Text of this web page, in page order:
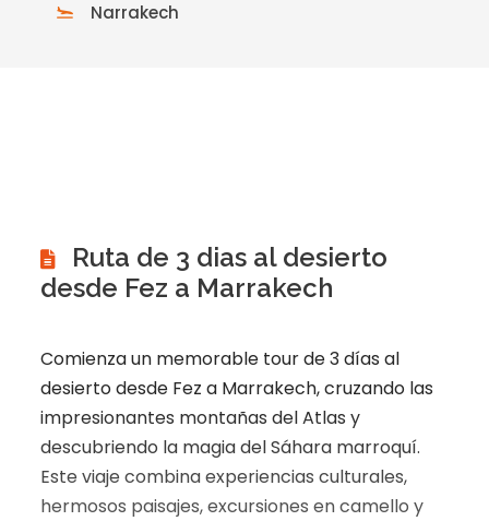
Narrakech
Ruta de 3 dias al desierto
desde Fez a Marrakech
Comienza un memorable tour de 3 días al
desierto desde Fez a Marrakech, cruzando las
impresionantes montañas del Atlas y
descubriendo la magia del Sáhara marroquí.
Este viaje combina experiencias culturales,
hermosos paisajes, excursiones en camello y